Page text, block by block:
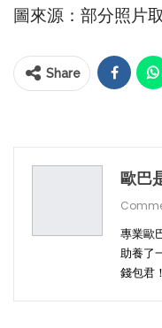
圖來源：部分照片
Share
歐巴
專業歐
助養了
錢包君！